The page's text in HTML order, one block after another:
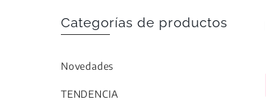
Categorías de productos
Novedades
TENDENCIA